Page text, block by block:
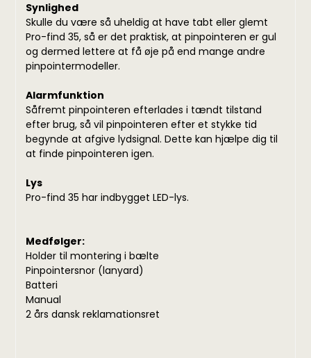
Synlighed
Skulle du være så uheldig at have tabt eller glemt
Pro-find 35, så er det praktisk, at pinpointeren er gul
og dermed lettere at få øje på end mange andre
pinpointermodeller.
Alarmfunktion
Såfremt pinpointeren efterlades i tændt tilstand
efter brug, så vil pinpointeren efter et stykke tid
begynde at afgive lydsignal. Dette kan hjælpe dig til
at finde pinpointeren igen.
Lys
Pro-find 35 har indbygget LED-lys.
Medfølger:
Holder til montering i bælte
Pinpointersnor (lanyard)
Batteri
Manual
2 års dansk reklamationsret